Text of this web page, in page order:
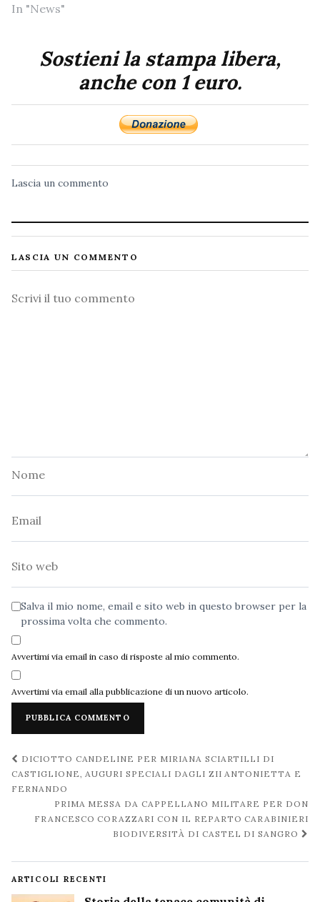
In "News"
Sostieni la stampa libera,
anche con 1 euro.
Lascia un commento
LASCIA UN COMMENTO
Commento
Salva il mio nome, email e sito web in questo browser per la
prossima volta che commento.
Avvertimi via email in caso di risposte al mio commento.
Avvertimi via email alla pubblicazione di un nuovo articolo.
Navigazione
post
DICIOTTO CANDELINE PER MIRIANA SCIARTILLI DI
CASTIGLIONE, AUGURI SPECIALI DAGLI ZII ANTONIETTA E
FERNANDO
PRIMA MESSA DA CAPPELLANO MILITARE PER DON
FRANCESCO CORAZZARI CON IL REPARTO CARABINIERI
BIODIVERSITÀ DI CASTEL DI SANGRO
ARTICOLI RECENTI